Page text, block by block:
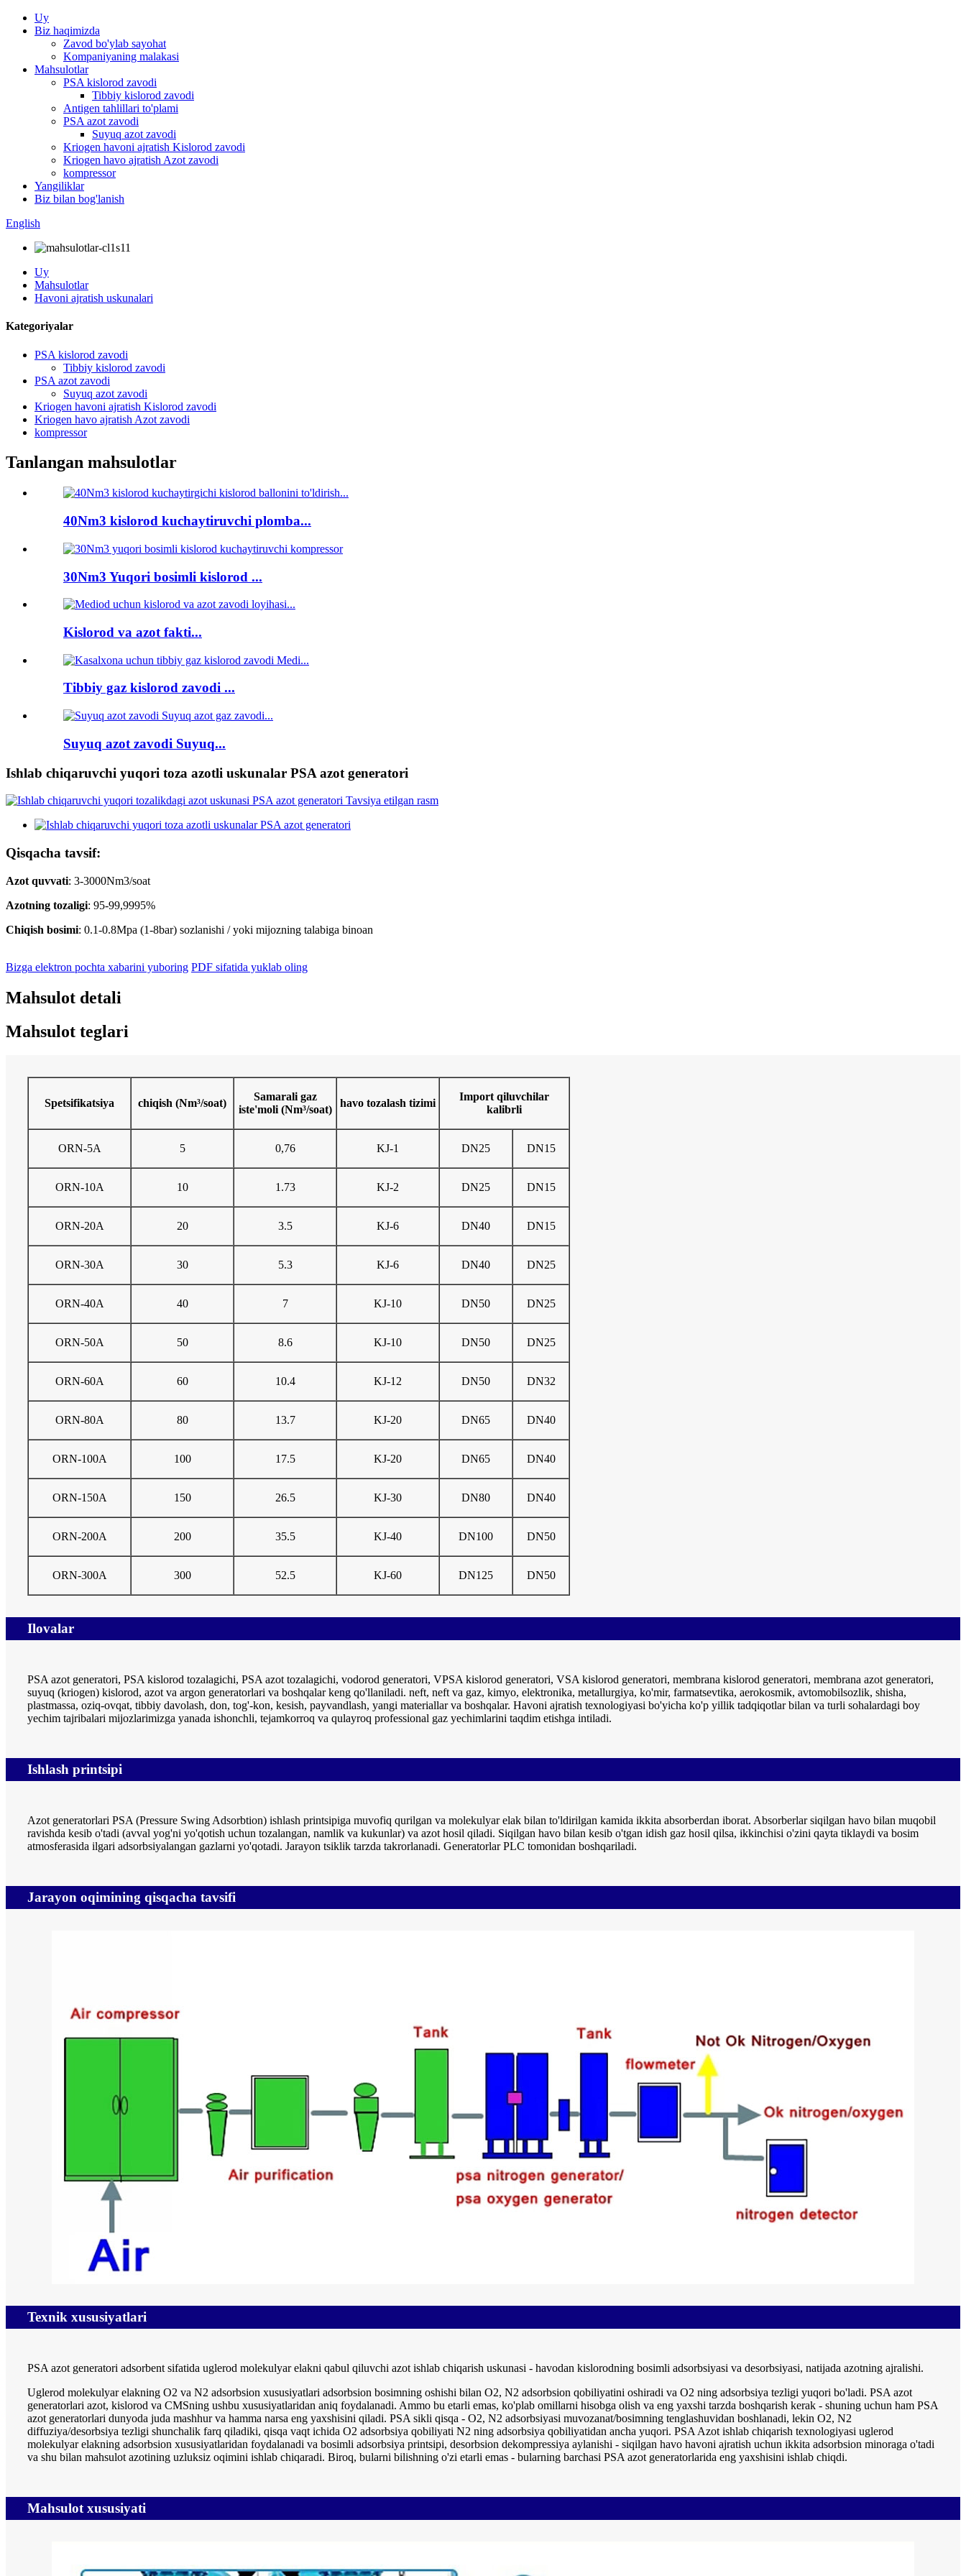
Uy
Biz haqimizda
Zavod bo'ylab sayohat
Kompaniyaning malakasi
Mahsulotlar
PSA kislorod zavodi
Tibbiy kislorod zavodi
Antigen tahlillari to'plami
PSA azot zavodi
Suyuq azot zavodi
Kriogen havoni ajratish Kislorod zavodi
Kriogen havo ajratish Azot zavodi
kompressor
Yangiliklar
Biz bilan bog'lanish
English
Uy
Mahsulotlar
Havoni ajratish uskunalari
Kategoriyalar
PSA kislorod zavodi
Tibbiy kislorod zavodi
PSA azot zavodi
Suyuq azot zavodi
Kriogen havoni ajratish Kislorod zavodi
Kriogen havo ajratish Azot zavodi
kompressor
Tanlangan mahsulotlar
40Nm3 kislorod kuchaytiruvchi plomba...
30Nm3 Yuqori bosimli kislorod ...
Kislorod va azot fakti...
Tibbiy gaz kislorod zavodi ...
Suyuq azot zavodi Suyuq...
Ishlab chiqaruvchi yuqori toza azotli uskunalar PSA azot generatori
Qisqacha tavsif:
Azot quvvati: 3-3000Nm3/soat
Azotning tozaligi: 95-99,9995%
Chiqish bosimi: 0.1-0.8Mpa (1-8bar) sozlanishi / yoki mijozning talabiga binoan
Bizga elektron pochta xabarini yuboring PDF sifatida yuklab oling
Mahsulot detali
Mahsulot teglari
Spetsifikatsiya chiqish (Nm³/soat)
Samarali gaz
iste'moli (Nm³/soat)
havo tozalash tizimi
Import qiluvchilar
kalibrli
ORN-5A 5 0,76 KJ-1 DN25 DN15
ORN-10A 10 1.73 KJ-2 DN25 DN15
ORN-20A 20 3.5 KJ-6 DN40 DN15
ORN-30A 30 5.3 KJ-6 DN40 DN25
ORN-40A 40 7 KJ-10 DN50 DN25
ORN-50A 50 8.6 KJ-10 DN50 DN25
ORN-60A 60 10.4 KJ-12 DN50 DN32
ORN-80A 80 13.7 KJ-20 DN65 DN40
ORN-100A 100 17.5 KJ-20 DN65 DN40
ORN-150A 150 26.5 KJ-30 DN80 DN40
ORN-200A 200 35.5 KJ-40 DN100 DN50
ORN-300A 300 52.5 KJ-60 DN125 DN50
Ilovalar
PSA azot generatori, PSA kislorod tozalagichi, PSA azot tozalagichi, vodorod generatori, VPSA kislorod generatori, VSA kislorod generatori, membrana kislorod generatori, membrana azot generatori,
suyuq (kriogen) kislorod, azot va argon generatorlari va boshqalar keng qo'llaniladi. neft, neft va gaz, kimyo, elektronika, metallurgiya, ko'mir, farmatsevtika, aerokosmik, avtomobilsozlik, shisha,
plastmassa, oziq-ovqat, tibbiy davolash, don, tog'-kon, kesish, payvandlash, yangi materiallar va boshqalar. Havoni ajratish texnologiyasi bo'yicha ko'p yillik tadqiqotlar bilan va turli sohalardagi boy
yechim tajribalari mijozlarimizga yanada ishonchli, tejamkorroq va qulayroq professional gaz yechimlarini taqdim etishga intiladi.
Ishlash printsipi
Azot generatorlari PSA (Pressure Swing Adsorbtion) ishlash printsipiga muvofiq qurilgan va molekulyar elak bilan to'ldirilgan kamida ikkita absorberdan iborat. Absorberlar siqilgan havo bilan muqobil
ravishda kesib o'tadi (avval yog'ni yo'qotish uchun tozalangan, namlik va kukunlar) va azot hosil qiladi. Siqilgan havo bilan kesib o'tgan idish gaz hosil qilsa, ikkinchisi o'zini qayta tiklaydi va bosim
atmosferasida ilgari adsorbsiyalangan gazlarni yo'qotadi. Jarayon tsiklik tarzda takrorlanadi. Generatorlar PLC tomonidan boshqariladi.
Jarayon oqimining qisqacha tavsifi
Texnik xususiyatlari
PSA azot generatori adsorbent sifatida uglerod molekulyar elakni qabul qiluvchi azot ishlab chiqarish uskunasi - havodan kislorodning bosimli adsorbsiyasi va desorbsiyasi, natijada azotning ajralishi.
Uglerod molekulyar elakning O2 va N2 adsorbsion xususiyatlari adsorbsion bosimning oshishi bilan O2, N2 adsorbsion qobiliyatini oshiradi va O2 ning adsorbsiya tezligi yuqori bo'ladi. PSA azot
generatorlari azot, kislorod va CMSning ushbu xususiyatlaridan aniq foydalanadi. Ammo bu etarli emas, ko'plab omillarni hisobga olish va eng yaxshi tarzda boshqarish kerak - shuning uchun ham PSA
azot generatorlari dunyoda juda mashhur va hamma narsa eng yaxshisini qiladi. PSA sikli qisqa - O2, N2 adsorbsiyasi muvozanat/bosimning tenglashuvidan boshlanadi, lekin O2, N2
diffuziya/desorbsiya tezligi shunchalik farq qiladiki, qisqa vaqt ichida O2 adsorbsiya qobiliyati N2 ning adsorbsiya qobiliyatidan ancha yuqori. PSA Azot ishlab chiqarish texnologiyasi uglerod
molekulyar elakning adsorbsion xususiyatlaridan foydalanadi va bosimli adsorbsiya printsipi, desorbsion dekompressiya aylanishi - siqilgan havo havoni ajratish uchun ikkita adsorbsion minoraga o'tadi
va shu bilan mahsulot azotining uzluksiz oqimini ishlab chiqaradi. Biroq, bularni bilishning o'zi etarli emas - bularning barchasi PSA azot generatorlarida eng yaxshisini ishlab chiqdi.
Mahsulot xususiyati